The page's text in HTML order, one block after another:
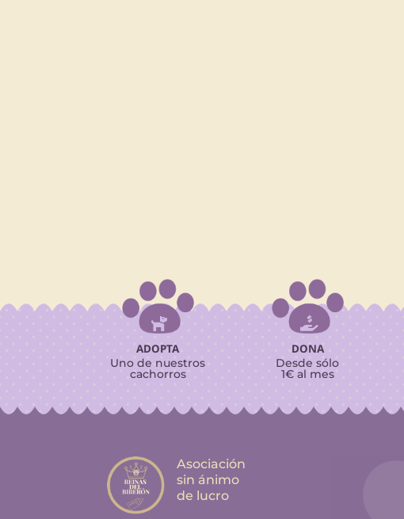

ADOPTA
Uno de nuestros
cachorros

DONA
Desde sólo
1€ al mes
Asociación
sin ánimo
de lucro